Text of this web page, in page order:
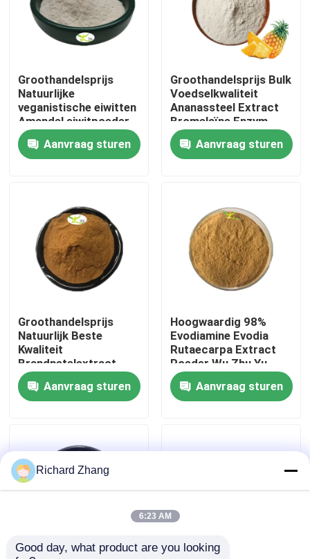
Thuis
Over ons
Fabriekstocht
Kwaliteitscontrole
Neem contact met ons op
Plantenextract poeder
Super Voedselpoeder
Kosmetische Grondstoffen
Groothandelsprijs
Natuurlijke
veganistische eiwitten
Amandel eiwitpoeder
40% 50% 60%
Aanvraag sturen
Groothandelsprijs Bulk
Voedselkwaliteit
Ananassteel Extract
Bromelaïne Enzym
Poeder 1200/2400
GDU Aanvraag sturen
Groothandelsprijs
Natuurlijk Beste
Kwaliteit
Brandnetelextract
0,4% Beta-sitosterol
PoederAanvraag sturen
Hoogwaardig 98%
Evodiamine Evodia
Rutaecarpa Extract
Poeder Wu Zhu Yu
Extract Poeder
Aanvraag sturen
Richard Zhang
6:23 AM
Good day, what product are you looking